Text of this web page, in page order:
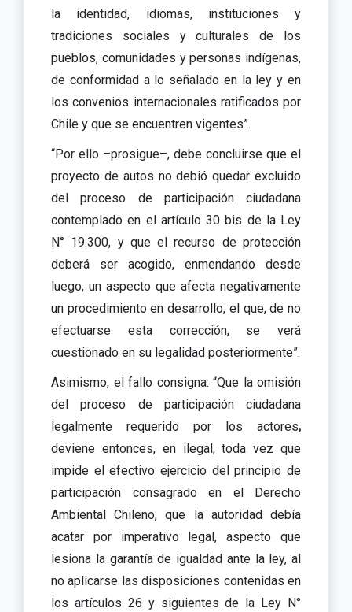
la identidad, idiomas, instituciones y
tradiciones sociales y culturales de los
pueblos, comunidades y personas indígenas,
de conformidad a lo señalado en la ley y en
los convenios internacionales ratificados por
Chile y que se encuentren vigentes”.
“Por ello –prosigue–, debe concluirse que el
proyecto de autos no debió quedar excluido
del proceso de participación ciudadana
contemplado en el artículo 30 bis de la Ley
N° 19.300, y que el recurso de protección
deberá ser acogido, enmendando desde
luego, un aspecto que afecta negativamente
un procedimiento en desarrollo, el que, de no
efectuarse esta corrección, se verá
cuestionado en su legalidad posteriormente”.
Asimismo, el fallo consigna: “Que la omisión
del proceso de participación ciudadana
legalmente requerido por los actores,
deviene entonces, en ilegal, toda vez que
impide el efectivo ejercicio del principio de
participación consagrado en el Derecho
Ambiental Chileno, que la autoridad debía
acatar por imperativo legal, aspecto que
lesiona la garantía de igualdad ante la ley, al
no aplicarse las disposiciones contenidas en
los artículos 26 y siguientes de la Ley N°